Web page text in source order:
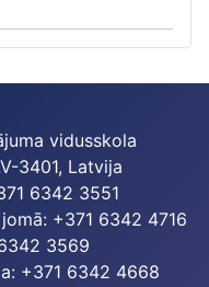
vidusskola
3401, Latvija
6342 3551
+371 6342 4716
3569
+371 6342 4668